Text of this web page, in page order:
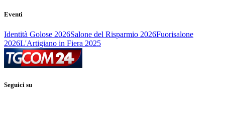
Eventi
Identità Golose 2026Salone del Risparmio 2026Fuorisalone
2026L'Artigiano in Fiera 2025
Seguici su